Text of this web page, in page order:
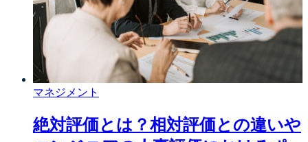
マネジメント
絶対評価とは？相対評価との違いや